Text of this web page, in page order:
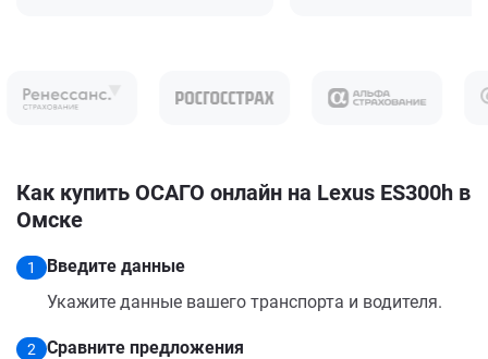
Как купить ОСАГО онлайн на Lexus ES300h в
Омске
1
Введите данные
Укажите данные вашего транспорта и водителя.
2
Сравните предложения